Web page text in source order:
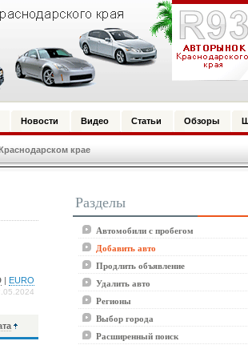
Новости Видео Статьи Обзоры
крае
EURO
Разделы
Автомобили с пробегом
Добавить авто
Продлить объявление
Удалить авто
Регионы
Выбор города
Расширенный поиск